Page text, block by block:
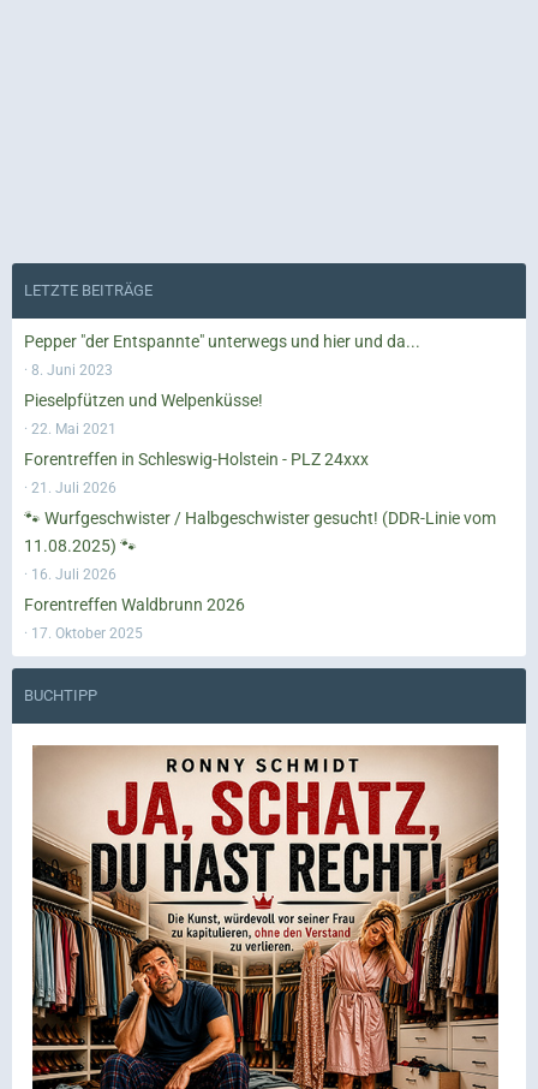
LETZTE BEITRÄGE
Pepper "der Entspannte" unterwegs und hier und da...
8. Juni 2023
Pieselpfützen und Welpenküsse!
22. Mai 2021
Forentreffen in Schleswig-Holstein - PLZ 24xxx
21. Juli 2026
🐾 Wurfgeschwister / Halbgeschwister gesucht! (DDR-Linie vom
11.08.2025) 🐾
16. Juli 2026
Forentreffen Waldbrunn 2026
17. Oktober 2025
BUCHTIPP